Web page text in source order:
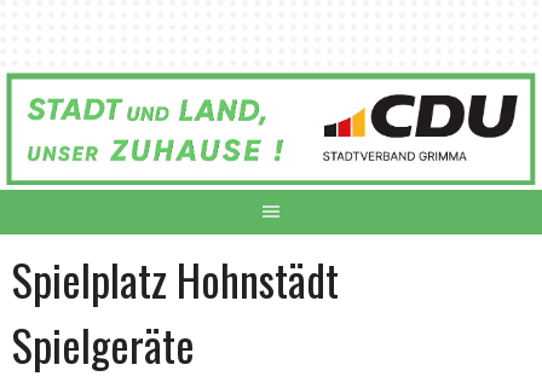
Inhalt
Spielplatz Hohnstädt
Spielgeräte